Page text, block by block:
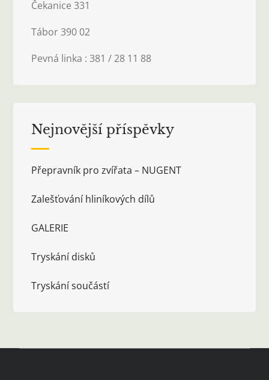
Čekanice 331
Tábor 390 02
Pevná linka : 381 / 28 11 88
Nejnovější příspěvky
Přepravník pro zvířata – NUGENT
Zalešťování hliníkových dílů
GALERIE
Tryskání disků
Tryskání součástí